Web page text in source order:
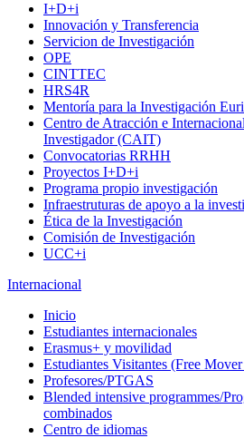
I+D+i
Innovación y Transferencia
Servicion de Investigación
OPE
CINTTEC
HRS4R
Mentoría para la Investigación
Centro de Atracción e
Investigador (CAIT)
Convocatorias RRHH
Proyectos I+D+i
Programa propio investigación
Infraestruturas de apoyo a la
Ética de la Investigación
Comisión de Investigación
UCC+i
Internacional
Inicio
Estudiantes internacionales
Erasmus+ y movilidad
Estudiantes Visitantes (Free
Profesores/PTGAS
Blended intensive programmes/
combinados
Centro de idiomas